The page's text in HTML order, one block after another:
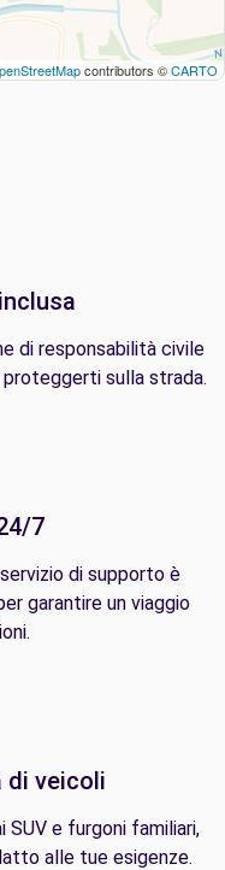
contributors ©CARTO
di responsabilità civile
sulla strada.
7
di supporto è
garantire un viaggio
di veicoli
e furgoni familiari,
alle tue esigenze.